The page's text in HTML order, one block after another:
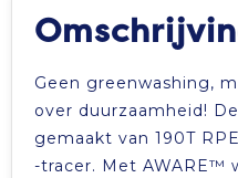
Geen greenwashing,
over duurzaamheid!
gemaakt van 190T
-tracer. Met AWARE™